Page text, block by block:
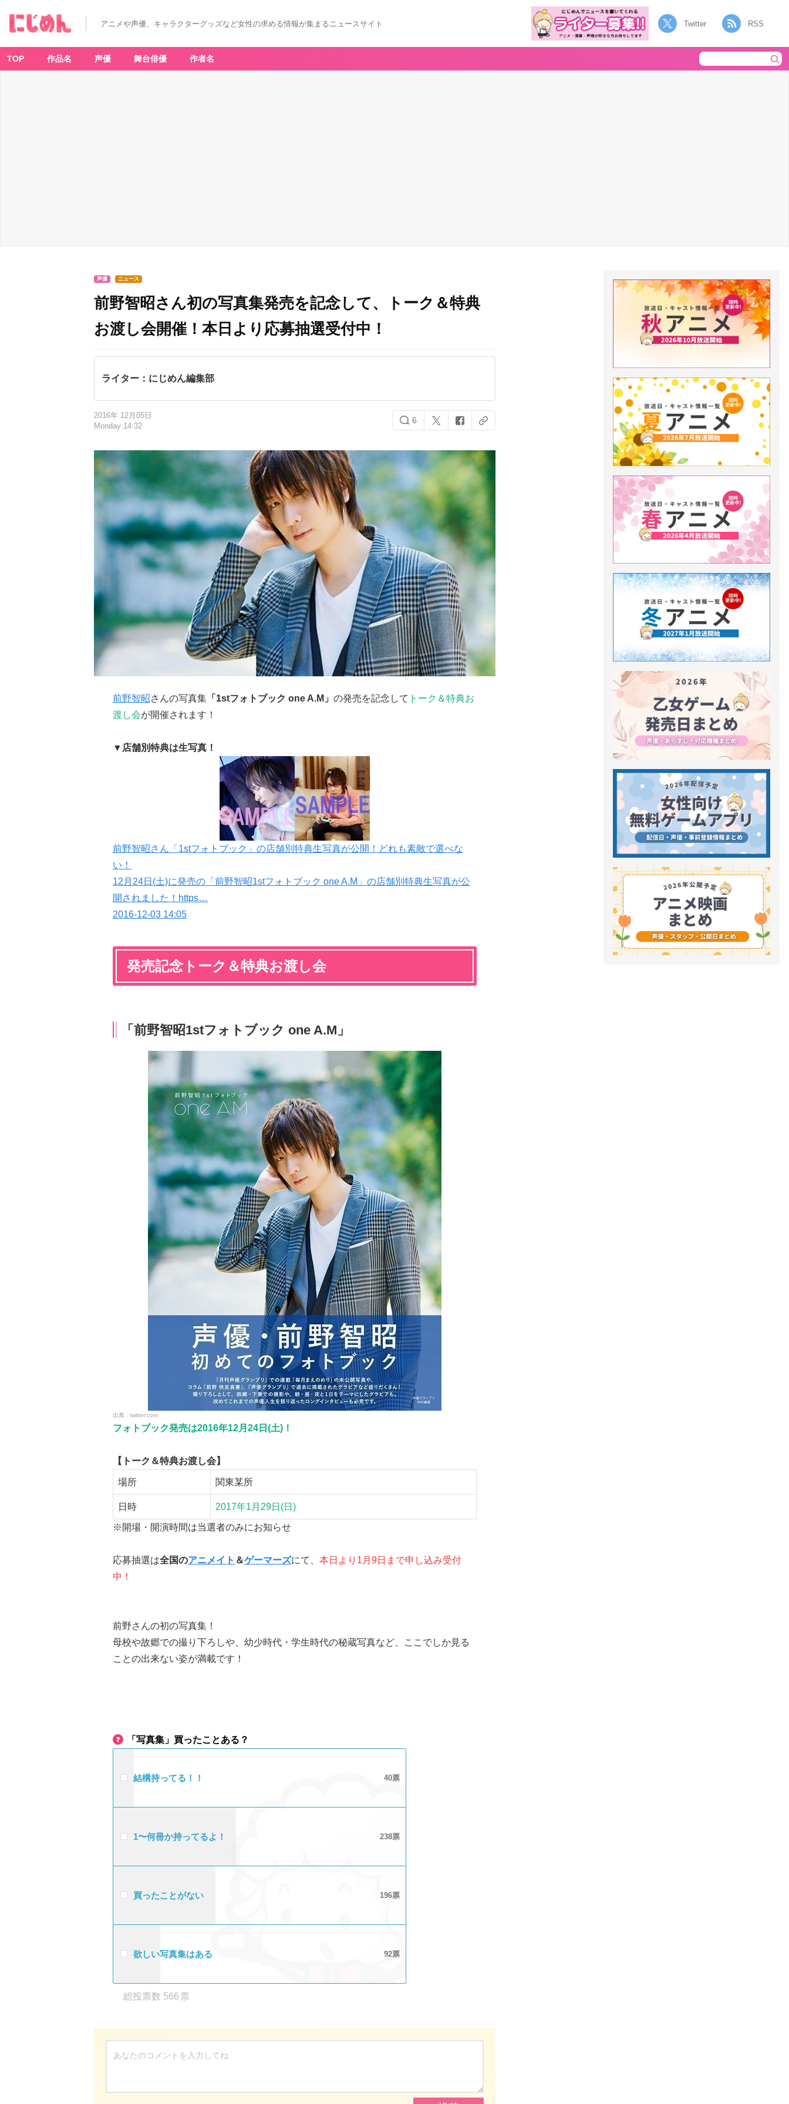
アニメや声優、キャラクターグッズなど女性の求める情報が集まるニュースサイト Twitter RSS
TOP 作品名 声優 舞台俳優 作者名
声優 ニュース
前野智昭さん初の写真集発売を記念して、トーク＆特典
お渡し会開催！本日より応募抽選受付中！
ライター：にじめん編集部
2016年 12月05日
Monday 14:32
6
前野智昭さんの写真集 「1stフォトブック one A.M」 の発売を記念して トーク＆特典お
渡し会が開催されます！
▼店舗別特典は生写真！
前野智昭さん「1stフォトブック」の店舗別特典生写真が公開！どれも素敵で選べな
い！
12月24日(土)に発売の「前野智昭1stフォトブック one A.M」の店舗別特典生写真が公
開されました！https…
2016-12-03 14:05
発売記念トーク＆特典お渡し会
「前野智昭1stフォトブック one A.M」
twitter.com
フォトブック発売は2016年12月24日(土)！
【トーク＆特典お渡し会】
場所 関東某所
日時 2017年1月29日(日)
※開場・開演時間は当選者のみにお知らせ
応募抽選は全国のアニメイト ＆ゲーマーズにて、 本日より1月9日まで申し込み受付
中！
前野さんの初の写真集！
母校や故郷での撮り下ろしや、幼少時代・学生時代の秘蔵写真など、ここでしか見る
ことの出来ない姿が満載です！
「写真集」買ったことある？
結構持ってる！！ 40
1〜何冊か持ってるよ！ 238
買ったことがない 196
欲しい写真集はある 92
566